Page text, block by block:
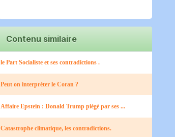
Contenu similaire
le Part Socialiste et ses contradictions .
Peut on interpréter le Coran ?
Affaire Epstein : Donald Trump piégé par ses ...
Catastrophe climatique, les contradictions.